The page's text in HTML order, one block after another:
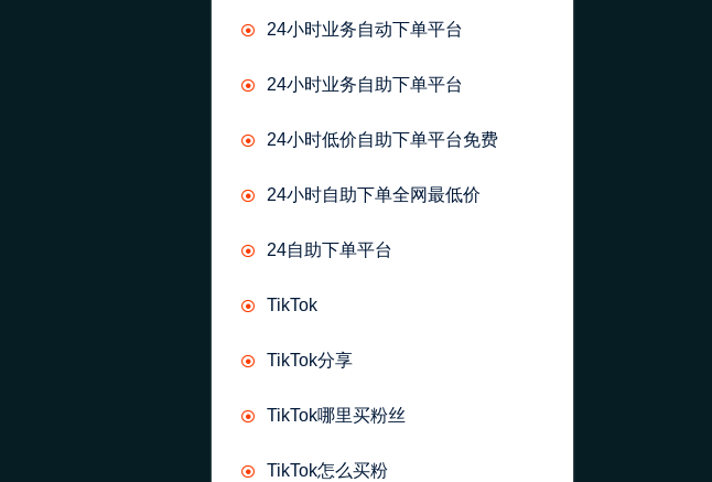
24小时业务自动下单平台
24小时业务自助下单平台
24小时低价自助下单平台免费
24小时自助下单全网最低价
24自助下单平台
TikTok
TikTok分享
TikTok哪里买粉丝
TikTok怎么买粉